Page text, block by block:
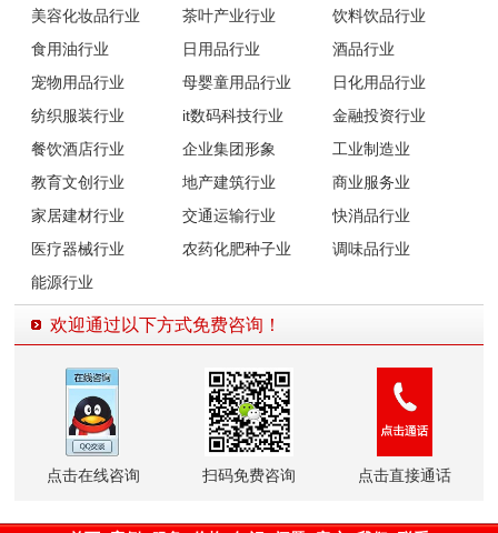
美容化妆品行业
茶叶产业行业
饮料饮品行业
食用油行业
日用品行业
酒品行业
宠物用品行业
母婴童用品行业
日化用品行业
纺织服装行业
it数码科技行业
金融投资行业
餐饮酒店行业
企业集团形象
工业制造业
教育文创行业
地产建筑行业
商业服务业
家居建材行业
交通运输行业
快消品行业
医疗器械行业
农药化肥种子业
调味品行业
能源行业
欢迎通过以下方式免费咨询！
点击在线咨询 扫码免费咨询 点击直接通话